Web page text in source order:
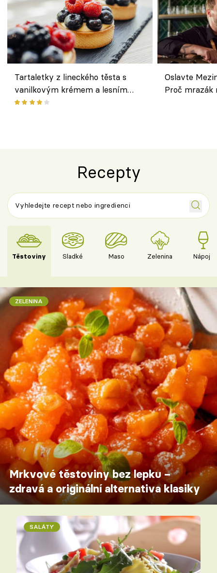
Tartaletky z lineckého těsta s
vanilkovým krémem a lesním
ovocem podle Bread Society
Oslavte
Proč
Recepty
Těstoviny Sladké Maso Zelenina Nápoje
ZELENINA
Mrkvové těstoviny bez lepku –
zdravá a originální alternativa klasiky
SALÁTY